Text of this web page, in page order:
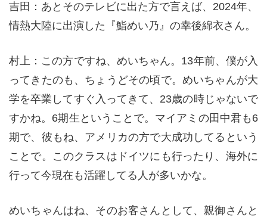
吉田：あとそのテレビに出た方で言えば、2024年、
情熱大陸に出演した『鮨めい乃』の幸後綿衣さん。
村上：この方ですね、めいちゃん。13年前、僕が入
ってきたのも、ちょうどその頃で。めいちゃんが大
学を卒業してすぐ入ってきて、23歳の時じゃないで
すかね。6期生ということで。マイアミの田中君も6
期で、彼もね、アメリカの方で大成功してるという
ことで。このクラスはドイツにも行ったり、海外に
行って今現在も活躍してる人が多いかな。
めいちゃんはね、そのお客さんとして、親御さんと